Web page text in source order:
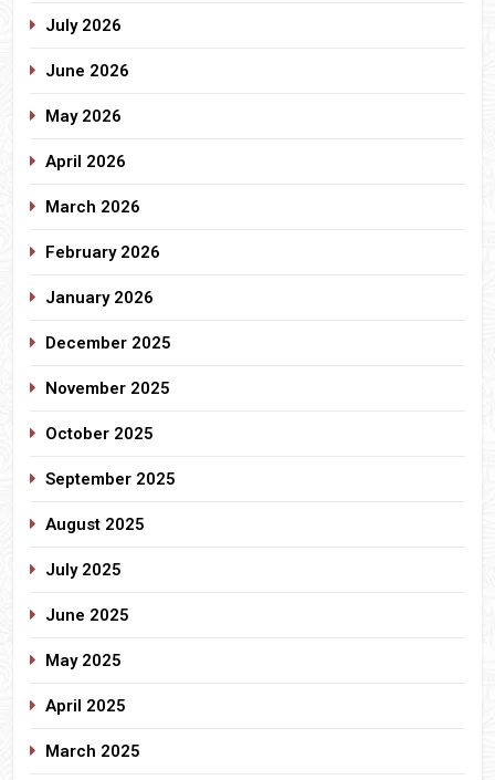
July 2026
June 2026
May 2026
April 2026
March 2026
February 2026
January 2026
December 2025
November 2025
October 2025
September 2025
August 2025
July 2025
June 2025
May 2025
April 2025
March 2025